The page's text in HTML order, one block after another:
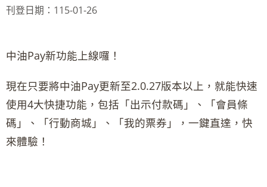
刊登日期：115-01-26
中油Pay新功能上線囉！
現在只要將中油Pay更新至2.0.27版本以上，就能快速
使用4大快捷功能，包括「出示付款碼」、「會員條
碼」、「行動商城」、「我的票券」，一鍵直達，快
來體驗！